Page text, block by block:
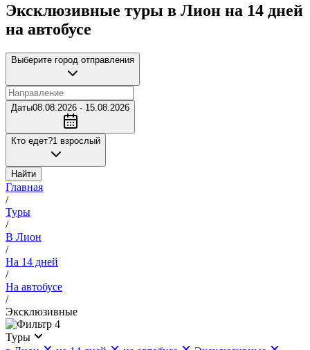
Эксклюзивные туры в Лион на 14 дней
на автобусе
Выберите город отправления
Даты08.08.2026 - 15.08.2026
Кто едет?1 взрослый
Найти
Главная
/
Туры
/
В Лион
/
На 14 дней
/
На автобусе
/
Эксклюзивные
4
Туры